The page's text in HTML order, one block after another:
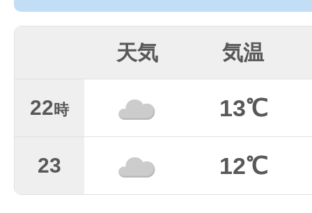
天気 気温
22時 13℃
23 12℃